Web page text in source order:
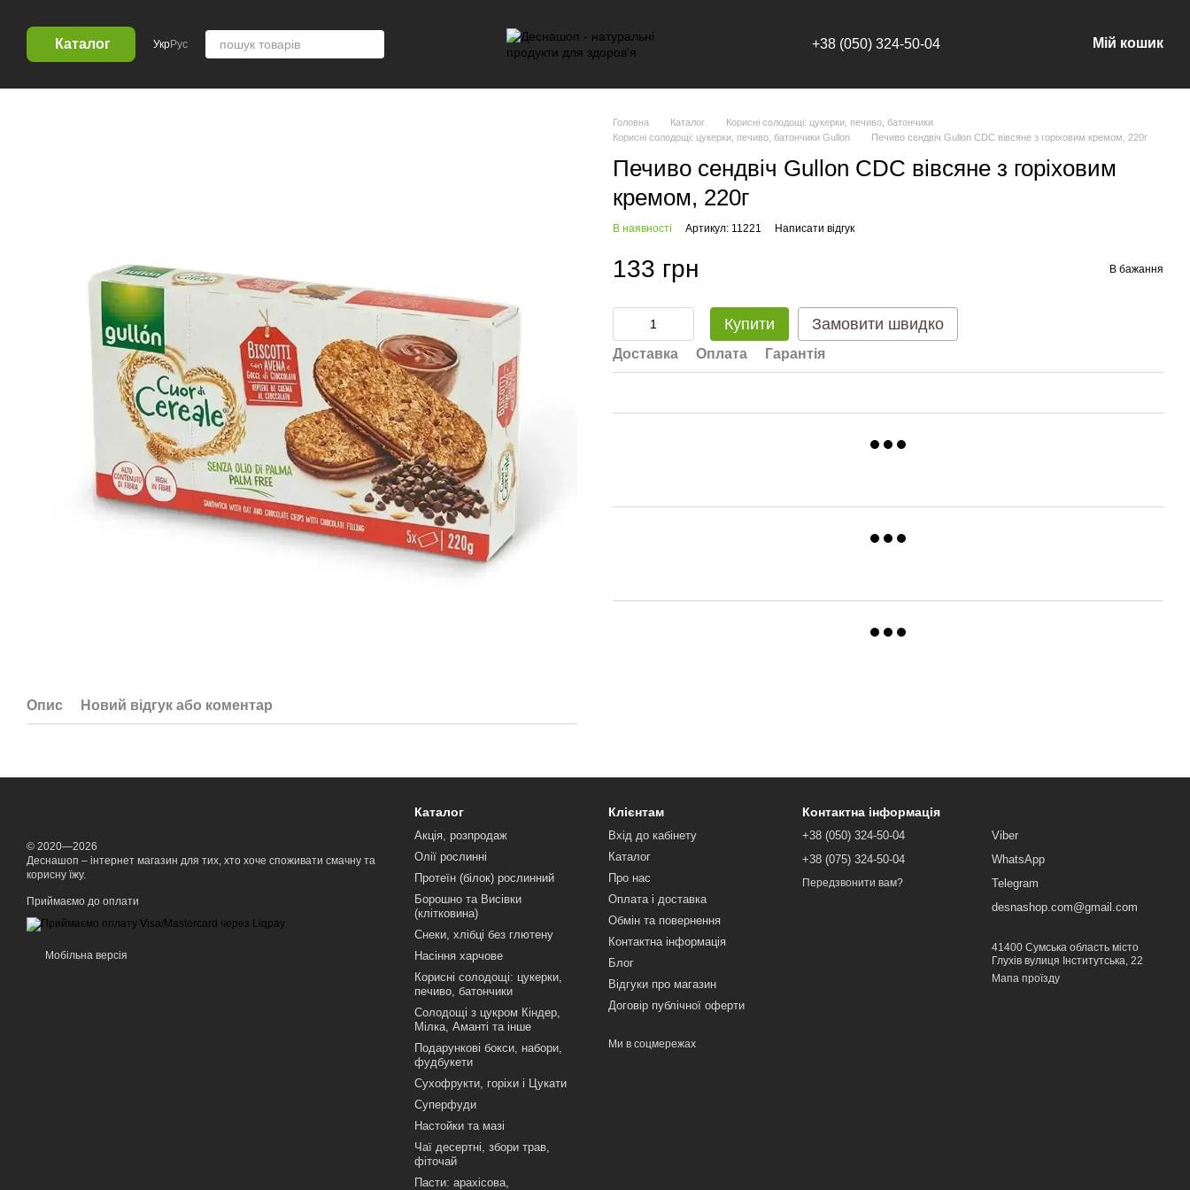
Каталог УкрРус +38 (050) 324-50-04 Мій кошик
Опис Новий відгук або коментар
Головна Каталог
Корисні солодощі: цукерки, печиво, батончики
Корисні солодощі: цукерки, печиво, батончики Gullon
Печиво сендвіч Gullon CDC вівсяне з горіховим кремом, 220г
Печиво сендвіч Gullon CDC вівсяне з горіховим
кремом, 220г
В наявності Артикул: 11221 Написати відгук
133 грн В бажання
Купити Замовити швидко
Доставка Оплата Гарантія
© 2020—2026
Деснашоп – інтернет магазин для тих, хто хоче споживати смачну та
корисну їжу.
Приймаємо до оплати
Мобільна версія
Каталог
Акція, розпродаж
Олії рослинні
Протеїн (білок) рослинний
Борошно та Висівки
(клітковина)
Снеки, хлібці без глютену
Насіння харчове
Корисні солодощі: цукерки,
печиво, батончики
Солодощі з цукром Кіндер,
Мілка, Аманті та інше
Подарункові бокси, набори,
фудбукети
Сухофрукти, горіхи і Цукати
Суперфуди
Настойки та мазі
Чаї десертні, збори трав,
фіточай
Пасти: арахісова,
Клієнтам
Вхід до кабінету
Каталог
Про нас
Оплата і доставка
Обмін та повернення
Контактна інформація
Блог
Відгуки про магазин
Договір публічної оферти
Ми в соцмережах
Контактна інформація
+38 (050) 324-50-04
+38 (075) 324-50-04
Передзвонити вам?
Viber
WhatsApp
Telegram
desnashop.com@gmail.com
41400 Сумська область місто
Глухів вулиця Інститутська, 22
Мапа проїзду